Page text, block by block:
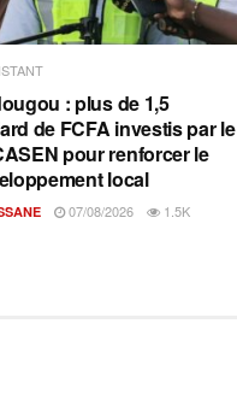
: plus de 1,5
de FCFA investis par le
pour renforcer le
local
07/08/2026 1.5K